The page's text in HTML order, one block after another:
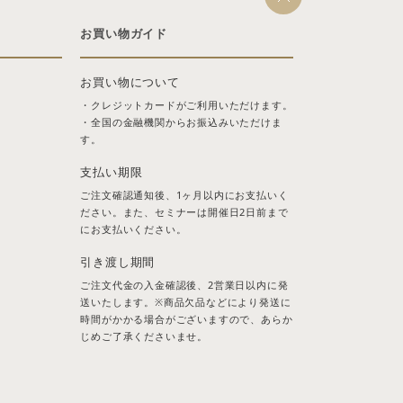
お買い物ガイド
お買い物について
・クレジットカードがご利用いただけます。
・全国の金融機関からお振込みいただけま
す。
支払い期限
ご注文確認通知後、1ヶ月以内にお支払いく
ださい。また、セミナーは開催日2日前まで
にお支払いください。
引き渡し期間
ご注文代金の入金確認後、2営業日以内に発
送いたします。※商品欠品などにより発送に
時間がかかる場合がございますので、あらか
じめご了承くださいませ。